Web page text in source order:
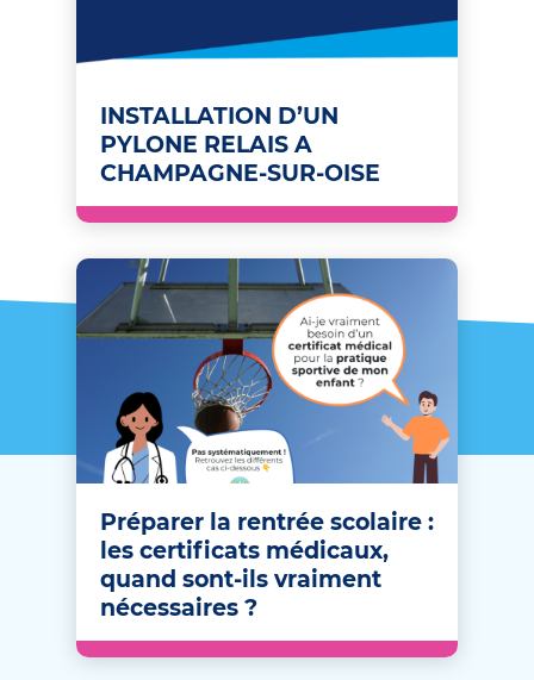
Préparer la rentrée scolaire :
les certificats médicaux,
quand sont-ils vraiment
nécessaires ?
INSTALLATION D’UN
PYLONE RELAIS A
CHAMPAGNE-SUR-OISE